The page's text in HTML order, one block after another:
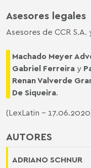
AUTORES
ADRIANO SCHNUR
Asesores legales
Asesores de CCR S.A.
Machado Meyer
Gabriel Ferreira y
Renan Valverde
De Siqueira.
(LexLatin -